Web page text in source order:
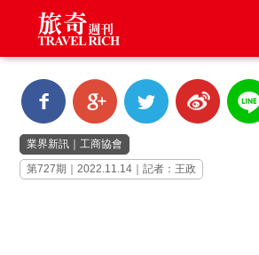
業界新訊 ｜工商協會
第727期｜2022.11.14｜記者：王政